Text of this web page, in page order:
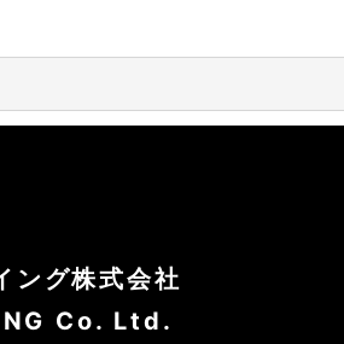
ング株式会社
Co. Ltd.